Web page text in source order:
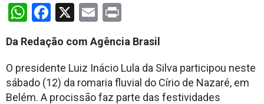
WhatsApp
Facebook
X Email
Da Redação com Agência Brasil
O presidente Luiz Inácio Lula da Silva participou neste
sábado (12) da romaria fluvial do Círio de Nazaré, em
Belém. A procissão faz parte das festividades